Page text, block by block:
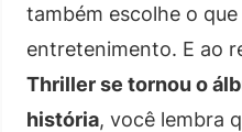
também escolhe o
entretenimento. E ao
Thriller se tornou o
história, você lembra